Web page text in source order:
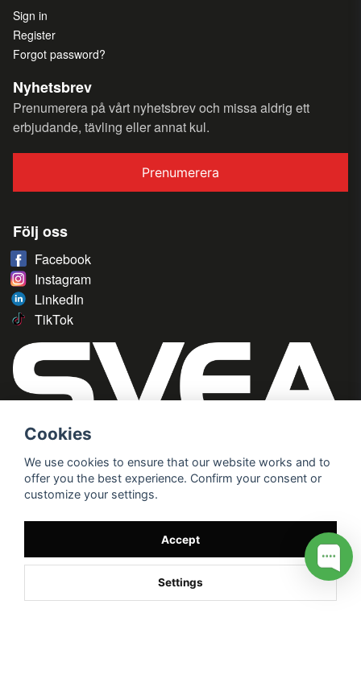
Sign in
Register
Forgot password?
Nyhetsbrev
Prenumerera på vårt nyhetsbrev och missa aldrig ett
erbjudande, tävling eller annat kul.
Prenumerera
Följ oss
Facebook
Instagram
LinkedIn
TikTok
Cookies
We use cookies to ensure that our website works and to
offer you the best experience. Confirm your consent or
customize your settings.
Accept
Settings